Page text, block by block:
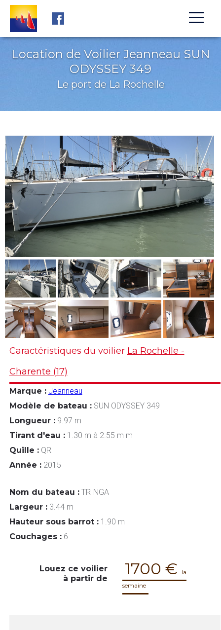
Aller au contenu principal
Location de Voilier Jeanneau SUN
ODYSSEY 349
Le port de La Rochelle
Caractéristiques du voilier La Rochelle -
Charente (17)
Marque : Jeanneau
Modèle de bateau :SUN ODYSSEY 349
Longueur :9.97 m
Tirant d'eau :1.30 m à 2.55 m m
Quille :QR
Année :2015
Nom du bateau :TRINGA
Largeur :3.44 m
Hauteur sous barrot :1.90 m
Couchages :6
Louez ce voilier
à partir de
1700 €
la
semaine